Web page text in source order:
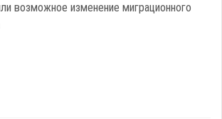
возможное изменение миграционного